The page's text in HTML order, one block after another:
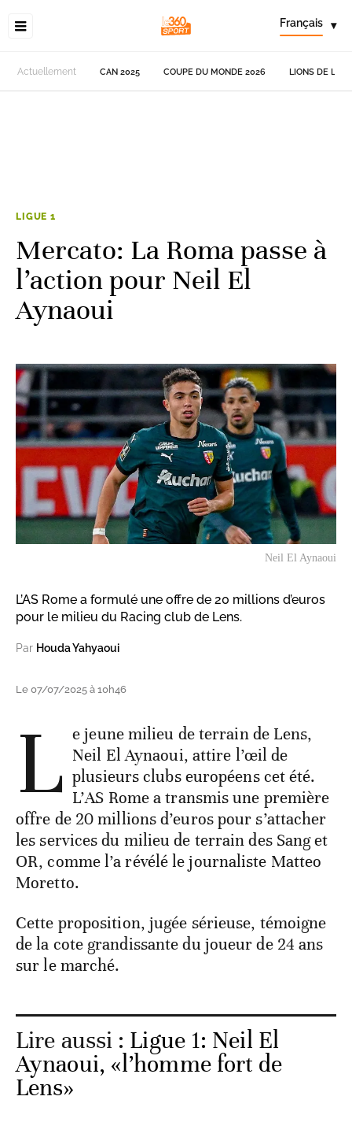
Français ▾
Actuellement CAN 2025 COUPE DU MONDE 2026 LIONS DE
LIGUE 1
Mercato: La Roma passe à
l’action pour Neil El
Aynaoui
Neil El Aynaoui
L’AS Rome a formulé une offre de 20 millions d’euros
pour le milieu du Racing club de Lens.
Par Houda Yahyaoui
Le 07/07/2025 à 10h46
L e jeune milieu de terrain de Lens,
Neil El Aynaoui, attire l’œil de
plusieurs clubs européens cet été.
L’AS Rome a transmis une première
offre de 20 millions d’euros pour s’attacher
les services du milieu de terrain des Sang et
OR, comme l’a révélé le journaliste Matteo
Moretto.
Cette proposition, jugée sérieuse, témoigne
de la cote grandissante du joueur de 24 ans
sur le marché.
Lire aussi : Ligue 1: Neil El
Aynaoui, «l’homme fort de
Lens»